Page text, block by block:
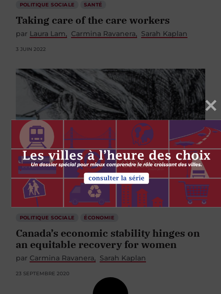
POLITIQUE SOCIALE SANTÉ
Taking care of the care workers
par Laura Lam Carmina Ravanera Sarah Kaplan
3 JUIN 2022
POLITIQUE SOCIALE ÉCONOMIE
Canada’s economic stability hinges on
an equitable recovery for women
par Carmina Ravanera Sarah Kaplan
23 SEPTEMBRE 2020